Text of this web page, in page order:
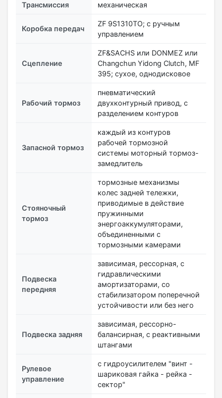
Трансмиссия механическая
Коробка передач
ZF 9S1310TO; с ручным
управлением
Сцепление
ZF&SACHS или DONMEZ или
Changchun Yidong Clutch, MF
395; сухое, однодисковое
Рабочий тормоз
пневматический
двухконтурный привод, с
разделением контуров
Запасной тормоз
каждый из контуров
рабочей тормозной
системы моторный тормоз-
замедлитель
Стояночный
тормоз
тормозные механизмы
колес задней тележки,
приводимые в действие
пружинными
энергоаккумуляторами,
объединенными с
тормозными камерами
Подвеска
передняя
зависимая, рессорная, с
гидравлическими
амортизаторами, со
стабилизатором поперечной
устойчивости или без него
Подвеска задняя
зависимая, рессорно-
балансирная, с реактивными
штангами
Рулевое
управление
с гидроусилителем "винт -
шариковая гайка - рейка -
сектор"